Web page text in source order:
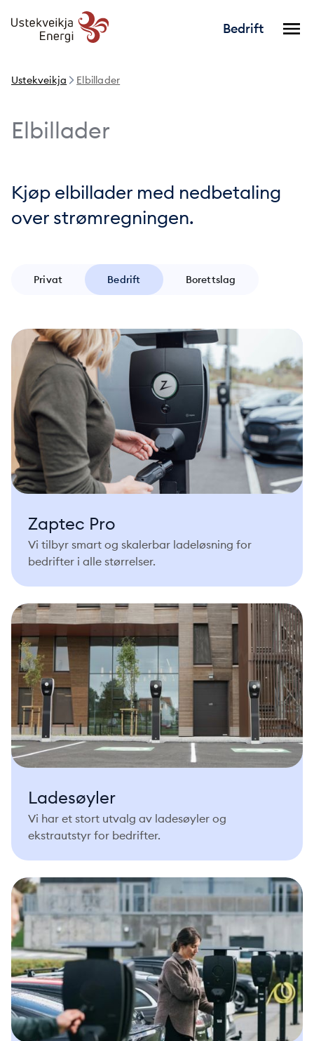
Bedrift
Ustekveikja Elbillader
Elbillader
Kjøp elbillader med nedbetaling
over strømregningen.
Privat Bedrift Borettslag
Zaptec Pro
Vi tilbyr smart og skalerbar ladeløsning for
bedrifter i alle størrelser.
Ladesøyler
Vi har et stort utvalg av ladesøyler og
ekstrautstyr for bedrifter.